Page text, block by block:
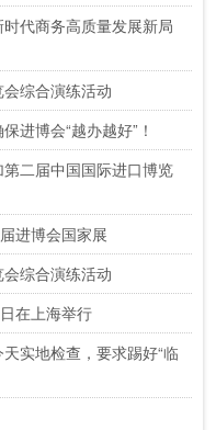
代商务高质量发展新局
综合演练活动
进博会“越办越好”！
二届中国国际进口博览
进博会国家展
综合演练活动
在上海举行
实地检查，要求踢好“临